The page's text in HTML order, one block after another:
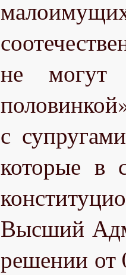
не могут
с
которые в
Высший
решении от